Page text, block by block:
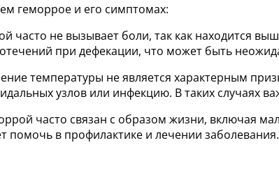
геморрое и его симптомах:
часто не вызывает боли, так как находится
при дефекации, что может быть
температуры не является характерным
узлов или инфекцию. В таких случаях
часто связан с образом жизни, включая
помочь в профилактике и лечении заболевания.